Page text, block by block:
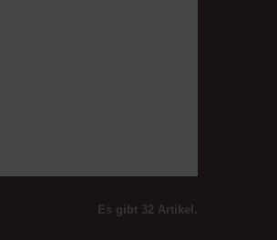
Es gibt 32 Artikel.